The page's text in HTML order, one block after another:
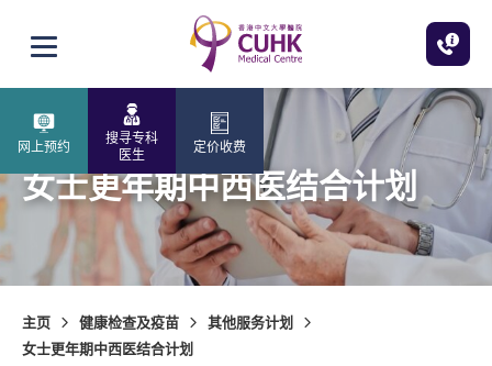
打开选单
网上预约
搜寻专科
医生
定价收费
女士更年期中西医结合计划
主页 健康检查及疫苗
其他服务计划
女士更年期中西医结合计划